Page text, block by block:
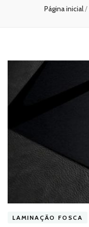
Página inicial/
LAMINAÇÃO FOSCA